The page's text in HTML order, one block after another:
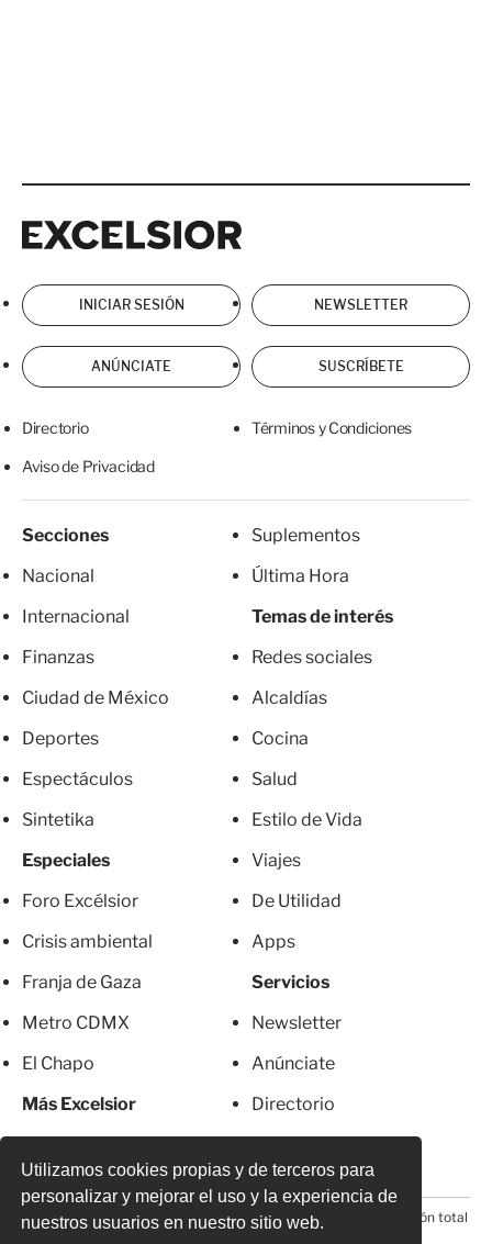
Utilizamos cookies propias y de terceros para
personalizar y mejorar el uso y la experiencia de
nuestros usuarios en nuestro sitio web.
INICIAR SESIÓN NEWSLETTER
ANÚNCIATE SUSCRÍBETE
Directorio Términos y Condiciones
Aviso de Privacidad
Secciones
Nacional
Internacional
Finanzas
Ciudad de México
Deportes
Espectáculos
Sintetika
Especiales
Foro Excélsior
Crisis ambiental
Franja de Gaza
Metro CDMX
El Chapo
Más Excelsior
Suplementos
Última Hora
Temas de interés
Redes sociales
Alcaldías
Cocina
Salud
Estilo de Vida
Viajes
De Utilidad
Apps
Servicios
Newsletter
Anúnciate
Directorio
© 2026 Todos los derechos reservados. Prohibida la reproducción total
o parcial, incluyendo cualquier medio electrónico*